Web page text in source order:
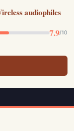
audiophiles
7.9/10